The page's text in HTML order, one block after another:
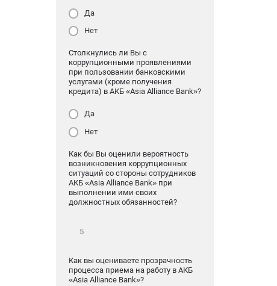
Да
Нет
Столкнулись ли Вы с
коррупционными проявлениями
при пользовании банковскими
услугами (кроме получения
кредита) в АКБ «Asia Alliance Bank»?
Да
Нет
Как бы Вы оценили вероятность
возникновения коррупционных
ситуаций со стороны сотрудников
АКБ «Asia Alliance Bank» при
выполнении ими своих
должностных обязанностей?
Как вы оцениваете прозрачность
процесса приема на работу в АКБ
«Asia Alliance Bank»?